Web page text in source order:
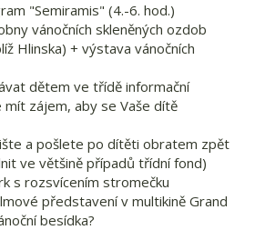
"Semiramis" (4.-6. hod.)
vánočních skleněných ozdob
Hlinska) + výstava vánočních
dětem ve třídě informační
zájem, aby se Vaše dítě
a pošlete po dítěti obratem zpět
ve většině případů třídní fond)
s rozsvícením stromečku​
představení v multikině Grand
besídka?​